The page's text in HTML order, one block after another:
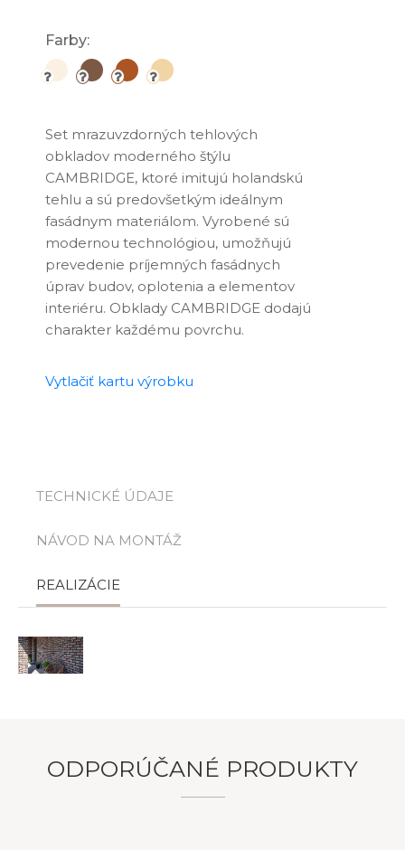
Farby:
Set mrazuvzdorných tehlových
obkladov moderného štýlu
CAMBRIDGE, ktoré imitujú holandskú
tehlu a sú predovšetkým ideálnym
fasádnym materiálom. Vyrobené sú
modernou technológiou, umožňujú
prevedenie príjemných fasádnych
úprav budov, oplotenia a elementov
interiéru. Obklady CAMBRIDGE dodajú
charakter každému povrchu.
Vytlačiť kartu výrobku
TECHNICKÉ ÚDAJE
NÁVOD NA MONTÁŽ
REALIZÁCIE
ODPORÚČANÉ PRODUKTY